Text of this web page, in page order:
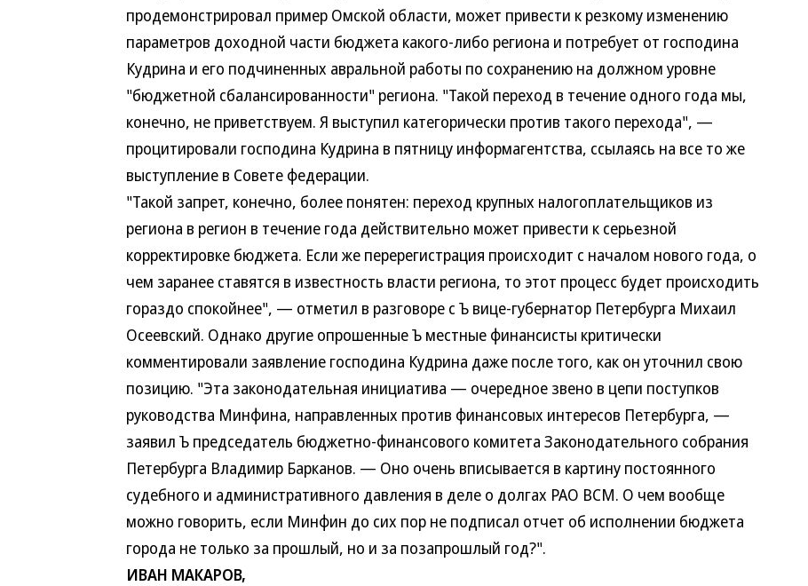
продемонстрировал пример Омской области, может привести к резкому изменению
параметров доходной части бюджета какого-либо региона и потребует от господина
Кудрина и его подчиненных авральной работы по сохранению на должном уровне
"бюджетной сбалансированности" региона. "Такой переход в течение одного года мы,
конечно, не приветствуем. Я выступил категорически против такого перехода", —
процитировали господина Кудрина в пятницу информагентства, ссылаясь на все то же
выступление в Совете федерации.
"Такой запрет, конечно, более понятен: переход крупных налогоплательщиков из
региона в регион в течение года действительно может привести к серьезной
корректировке бюджета. Если же перерегистрация происходит с началом нового года, о
чем заранее ставятся в известность власти региона, то этот процесс будет происходить
гораздо спокойнее", — отметил в разговоре с Ъ вице-губернатор Петербурга Михаил
Осеевский. Однако другие опрошенные Ъ местные финансисты критически
комментировали заявление господина Кудрина даже после того, как он уточнил свою
позицию. "Эта законодательная инициатива — очередное звено в цепи поступков
руководства Минфина, направленных против финансовых интересов Петербурга, —
заявил Ъ председатель бюджетно-финансового комитета Законодательного собрания
Петербурга Владимир Барканов. — Оно очень вписывается в картину постоянного
судебного и административного давления в деле о долгах РАО ВСМ. О чем вообще
можно говорить, если Минфин до сих пор не подписал отчет об исполнении бюджета
города не только за прошлый, но и за позапрошлый год?".
ИВАН МАКАРОВ,